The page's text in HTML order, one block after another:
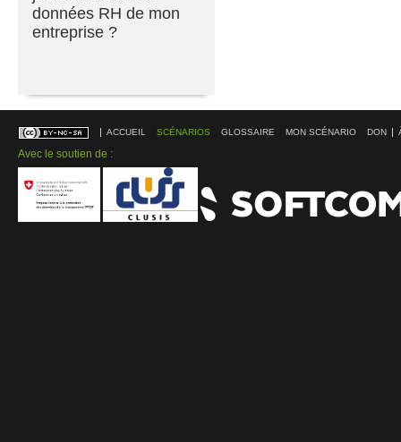
données RH de mon
entreprise ?
ACCUEIL SCÉNARIOS GLOSSAIRE MON SCÉNARIO DON
Avec le soutien de :